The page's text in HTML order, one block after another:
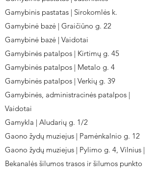
Gamybinis pastatas | Sirokomlės k.
Gamybinė bazė | Graičiūno g. 22
Gamybinė bazė | Vaidotai
Gamybinės patalpos | Kirtimų g. 45
Gamybinės patalpos | Metalo g. 4
Gamybinės patalpos | Verkių g. 39
Gamybinės, administracinės patalpos |
Vaidotai
Gamykla | Aludarių g. 1/2
Gaono žydų muziejus | Pamėnkalnio g. 12
Gaono žydų muziejus | Pylimo g. 4, Vilnius |
Bekanalės šilumos trasos ir šilumos punkto